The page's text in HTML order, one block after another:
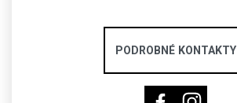
PODROBNÉ KONTAKTY